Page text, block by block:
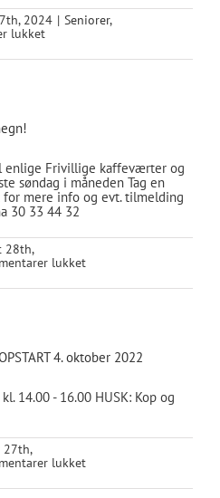
2024 | Seniorer,
lukkettil
på
enlige Frivillige kaffeværter og
søndag i måneden Tag en
mere info og evt. tilmelding
30 33 44 32
28th,
lukkettil
i
4. oktober 2022
14.00 - 16.00 HUSK: Kop og
27th,
lukkettil
og